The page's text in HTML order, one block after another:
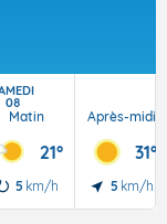
08
Matin
21°
5 km/h
Après-midi
31°
5 km/h